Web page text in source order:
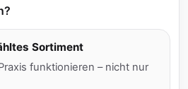
Sortiment
funktionieren – nicht nur